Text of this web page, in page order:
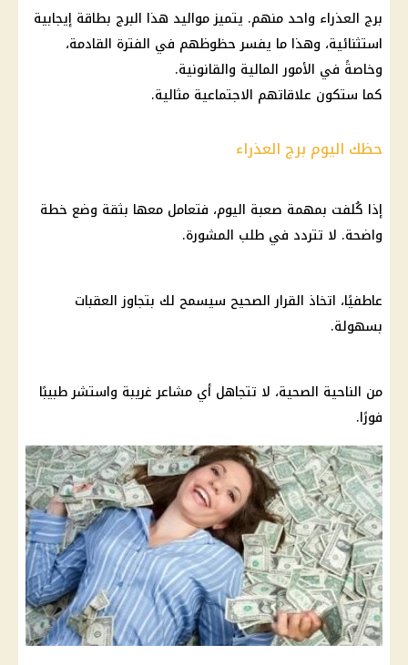
برج العذراء واحد منهم. يتميزمواليد هذا البرج بطاقة إيجابية
استثنائية، وهذا ما يفسر حظوظهم في الفترة القادمة،
وخاصةً في الأمورالمالية والقانونية.
كما ستكون علاقاتهم الاجتماعية مثالية.
حظك اليوم برج العذراء
إذا كُلفت بمهمة صعبة اليوم، فتعامل معها بثقة وضع خطة
واضحة. لا تتردد في طلب المشورة.
عاطفيًا، اتخاذ القرار الصحيح سيسمح لك بتجاوز العقبات
بسهولة.
من الناحية الصحية، لا تتجاهل أي مشاعر غريبة واستشر طبيبًا
فورًا.